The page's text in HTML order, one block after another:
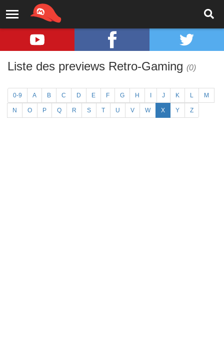
Liste des previews Retro-Gaming (0)
0-9 A B C D E F G H J K L M
N O P Q R S T U V W X Y Z